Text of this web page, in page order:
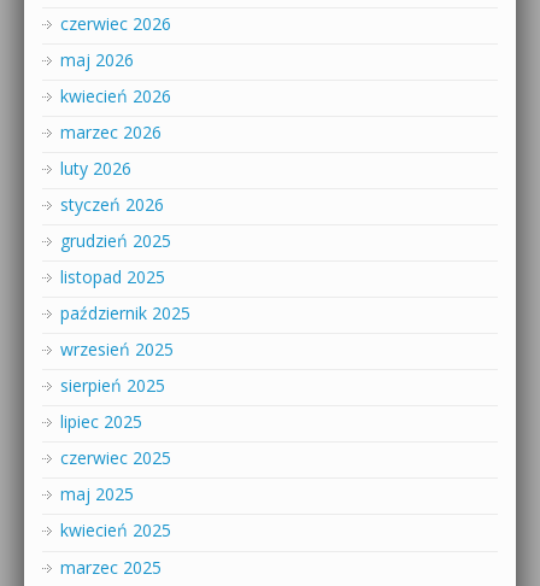
czerwiec 2026
maj 2026
kwiecień 2026
marzec 2026
luty 2026
styczeń 2026
grudzień 2025
listopad 2025
październik 2025
wrzesień 2025
sierpień 2025
lipiec 2025
czerwiec 2025
maj 2025
kwiecień 2025
marzec 2025